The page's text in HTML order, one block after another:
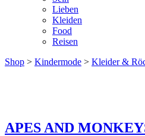
Lieben
Kleiden
Food
Reisen
Shop > Kindermode > Kleider &
APES AND